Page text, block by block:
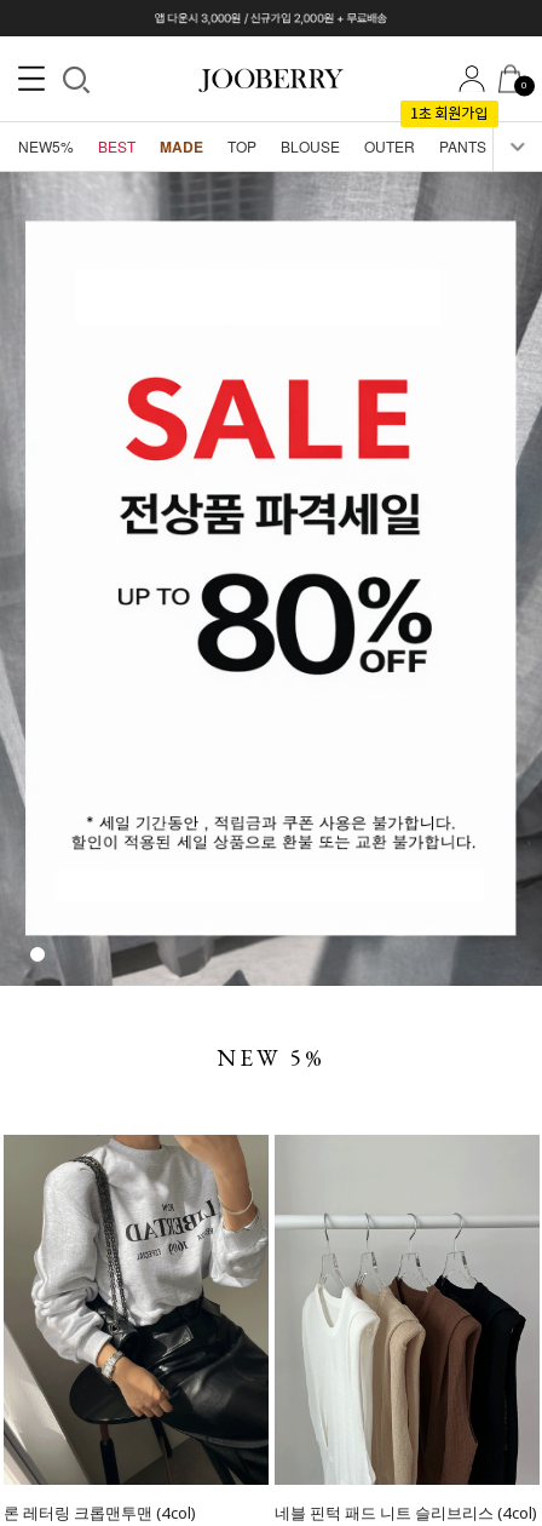
0
NEW5% BEST MADE TOP BLOUSE OUTER PANTS
NEW 5%
론 레터링 크롭맨투맨 (4col) 네블 핀턱 패드 니트 슬리브리스 (4col)